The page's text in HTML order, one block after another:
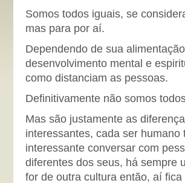
Somos todos iguais, se
mas para por aí.
Dependendo de sua
desenvolvimento mental e
como distanciam as pessoas.
Definitivamente não somos
Mas são justamente as
interessantes, cada ser
interessante conversar com
diferentes dos seus, há sempre
for de outra cultura então, aí